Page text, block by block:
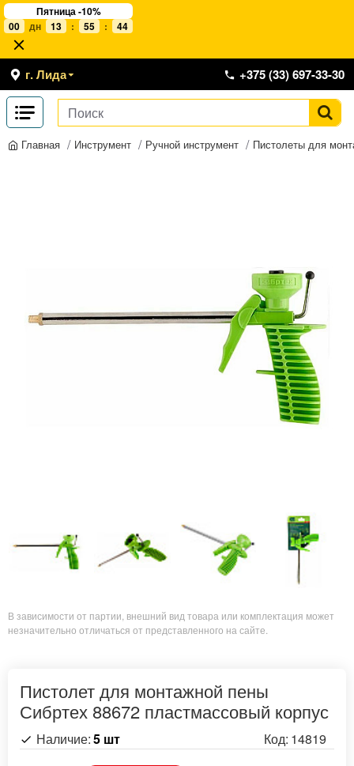
Пятница -10%
00
дн 13 : 55 : 44
г. Лида +375 (33) 697-33-30
Главная Инструмент Ручной инструмент Пистолеты для
В зависимости от партии, внешний вид товара или комплектация может
незначительно отличаться от представленного на сайте.
Пистолет для монтажной пены
Сибртех 88672 пластмассовый корпус
Наличие:5 шт Код: 14819